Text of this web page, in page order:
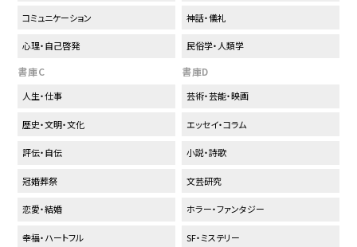
コミュニケーション
心理・自己啓発
神話・儀礼
民俗学・人類学
書庫C
人生・仕事
歴史・文明・文化
評伝・自伝
冠婚葬祭
恋愛・結婚
幸福・ハートフル
書庫D
芸術・芸能・映画
エッセイ・コラム
小説・詩歌
文芸研究
ホラー・ファンタジー
SF・ミステリー